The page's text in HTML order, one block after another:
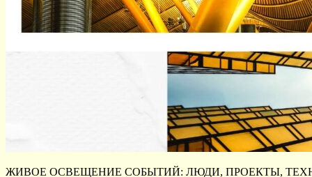
ЖИВОЕ ОСВЕЩЕНИЕ СОБЫТИЙ: ЛЮДИ, ПРОЕКТЫ,